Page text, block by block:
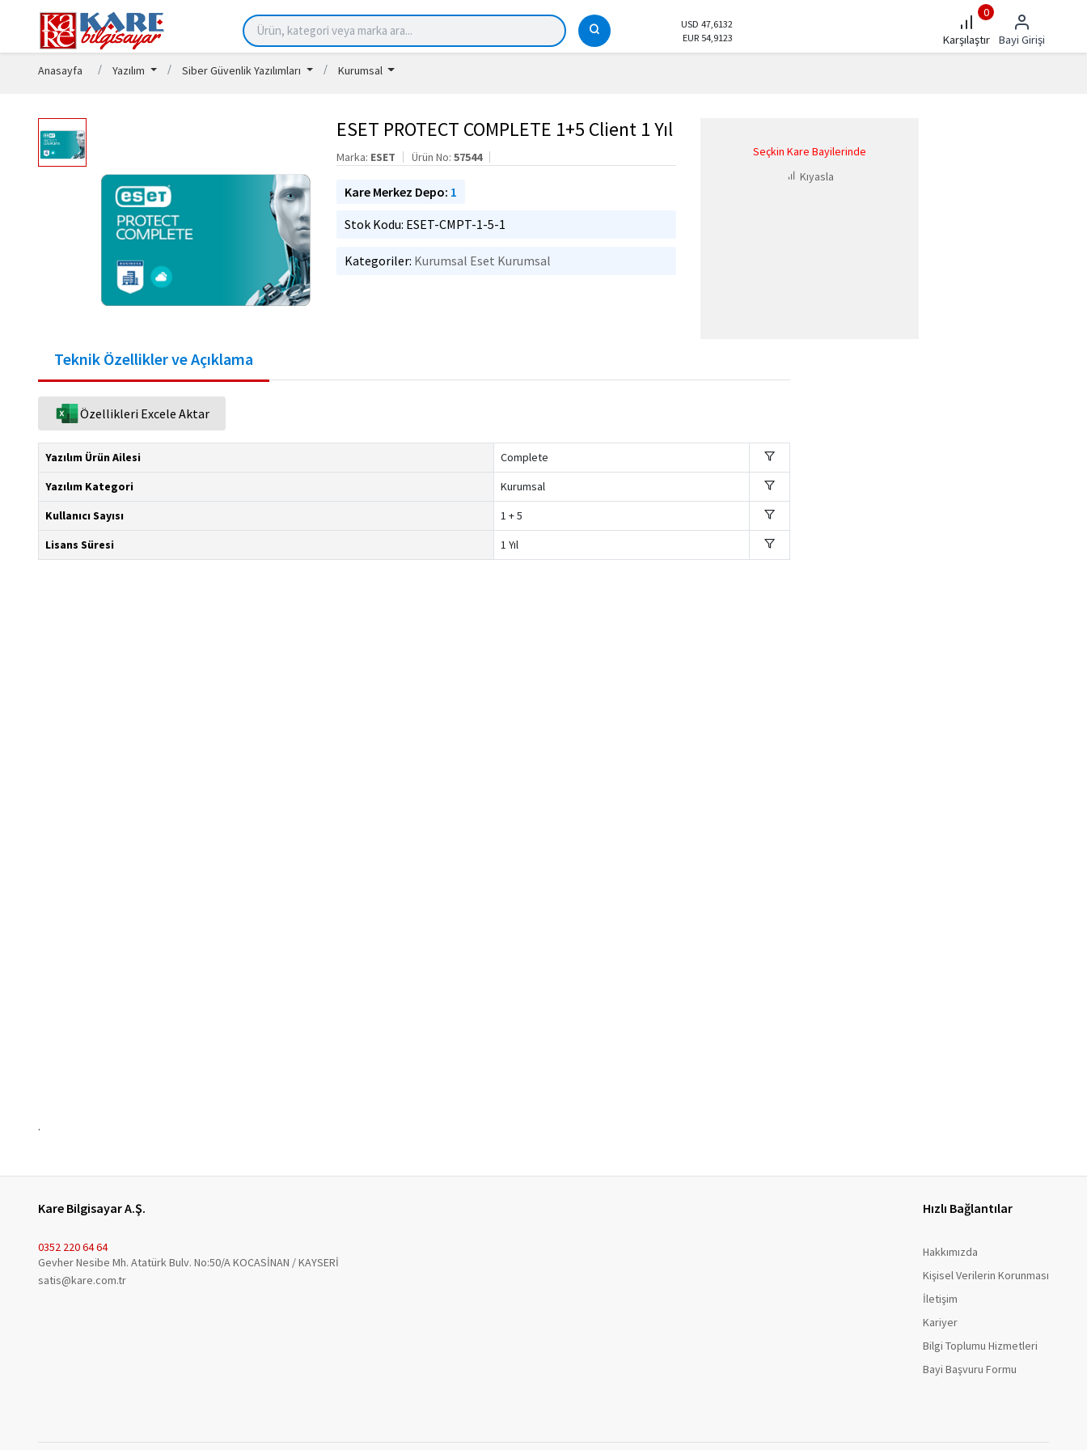
USD 47,6132
EUR 54,9123
Karşılaştır
0
Bayi Girişi
Anasayfa Yazılım Siber Güvenlik Yazılımları Kurumsal
ESET PROTECT COMPLETE 1+5 Client 1 Yıl
Marka: ESET Ürün No:57544
Kare Merkez Depo: 1
Stok Kodu: ESET-CMPT-1-5-1
Kategoriler: Kurumsal Eset Kurumsal
Seçkin Kare Bayilerinde
Kıyasla
Teknik Özellikler ve Açıklama
Özellikleri Excele Aktar
Yazılım Ürün Ailesi
Complete
Yazılım Kategori
Kurumsal
Kullanıcı Sayısı
1 + 5
Lisans Süresi
1 Yıl
.
Kare Bilgisayar A.Ş.
0352 220 64 64
Gevher Nesibe Mh. Atatürk Bulv. No:50/A KOCASİNAN / KAYSERİ
satis@kare.com.tr
Hızlı Bağlantılar
Hakkımızda
Kişisel Verilerin Korunması
İletişim
Kariyer
Bilgi Toplumu Hizmetleri
Bayi Başvuru Formu